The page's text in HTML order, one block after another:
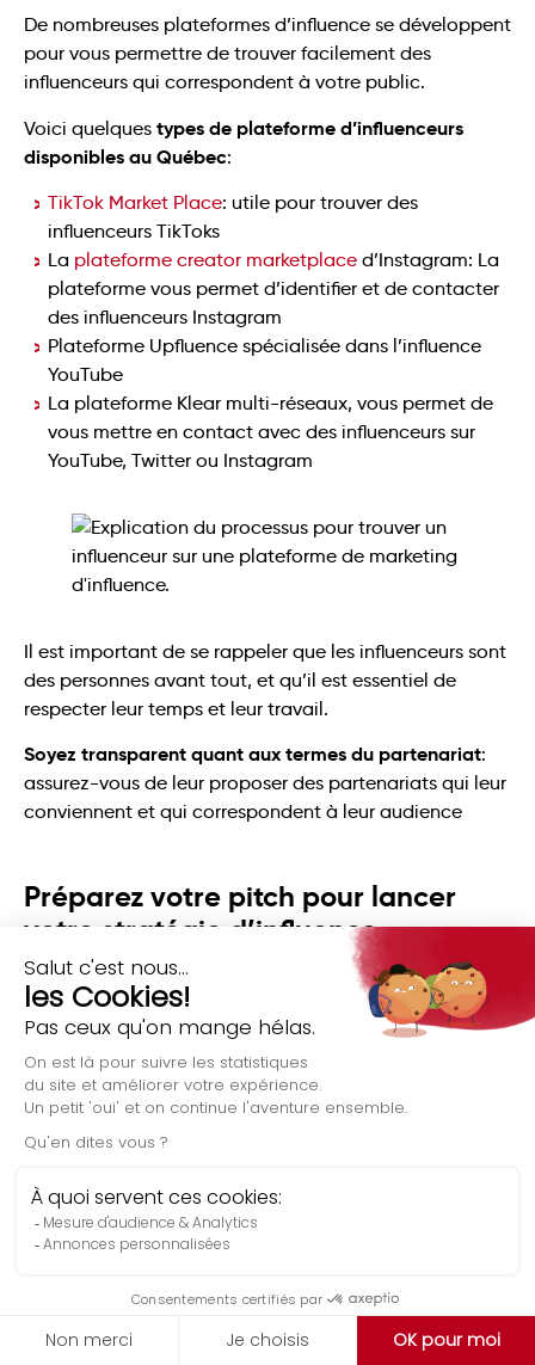
Évaluation gratuite
De nombreuses plateformes d’influence se développent
pour vous permettre de trouver facilement des
influenceurs qui correspondent à votre public.
Voici quelques types de plateforme d’influenceurs
disponibles au Québec:
TikTok Market Place: utile pour trouver des
influenceurs TikToks
La plateforme creator marketplace d’Instagram: La
plateforme vous permet d’identifier et de contacter
des influenceurs Instagram
Plateforme Upfluence spécialisée dans l’influence
YouTube
La plateforme Klear multi-réseaux, vous permet de
vous mettre en contact avec des influenceurs sur
YouTube, Twitter ou Instagram
Il est important de se rappeler que les influenceurs sont
des personnes avant tout, et qu’il est essentiel de
respecter leur temps et leur travail.
Soyez transparent quant aux termes du partenariat:
assurez-vous de leur proposer des partenariats qui leur
conviennent et qui correspondent à leur audience
Préparez votre pitch pour lancer
votre stratégie d’influence
Vos objectifs sont clairement définis et vos éventuels
collaborateurs sont ciblés?
Comment contacter un influenceur?
Il estdésormais temps de rédiger un pitch auquel nul
A. Piquez la curiosité de l’influenceur
votre présentation: c’est l’opportunité de susciter
l’intérêt de l’influenceur et de lui
donner envie de